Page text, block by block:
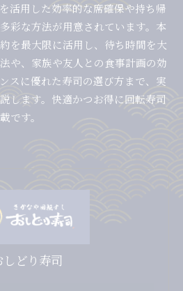
活用した効率的な席確保や持ち帰
彩な方法が用意されています。本
を最大限に活用し、待ち時間を大
や、家族や友人との食事計画の効
スに優れた寿司の選び方まで、実
します。快適かつお得に回転寿司
です。
しどり寿司